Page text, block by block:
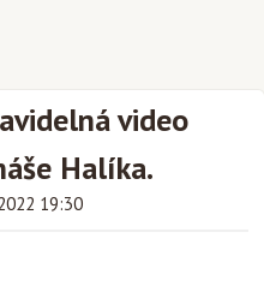
video
Halíka.
19:30